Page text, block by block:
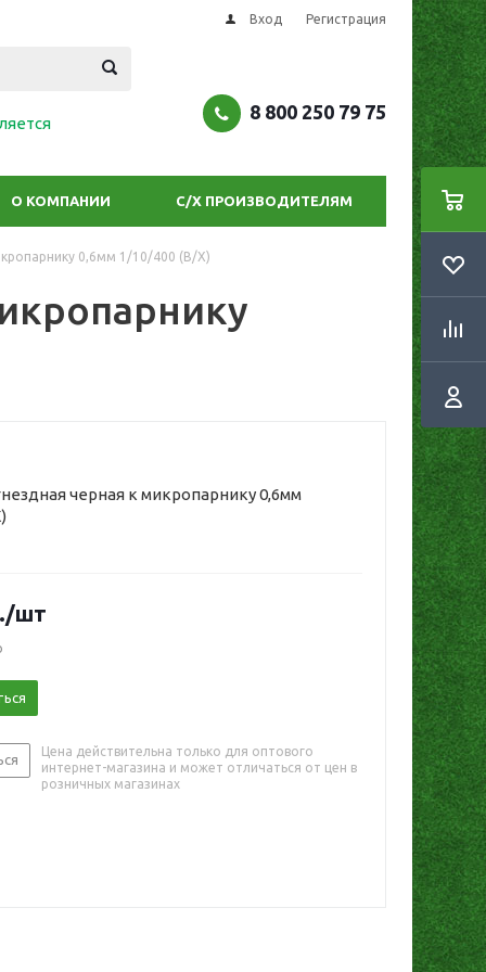
Вход Регистрация
8 800 250 79 75
О КОМПАНИИ С/Х ПРОИЗВОДИТЕЛЯМ
0,6мм 1/10/400 (В/Х)
черная к микропарнику 0,6мм
/шт
Цена действительна только для оптового
интернет-магазина и может отличаться от цен в
розничных магазинах